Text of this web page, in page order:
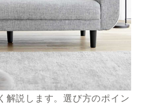
解説します。選び方のポイン